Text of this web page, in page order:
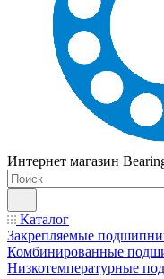
Интернет магазин
Каталог
Закрепляемые
Комбинированные
Низкотемпературные